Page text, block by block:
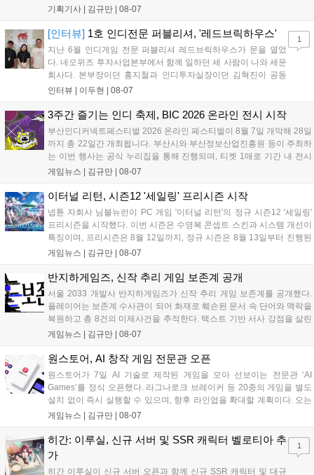
아 아카데미 수료, 아침의 나라 설화 진행 등 4단계 과정을 통해
용자는 과제를 완수하며 동(V) 투발라 장비와 검은별 무기, 카라
자드 장신구 등을 획득해 주요 콘텐츠에 진입할 수 있습니다....
기획기사 | 김규만 08-07
[인터뷰] 1호 인디전문 퍼블리셔, '레드브릭하우스'
지난 6월 인디게임 전문 퍼블리셔 레드브릭하우스가 문을 열었
다. 네오위즈 투자사업본부에서 함께 일하던 세 사람이 나와 세운
회사다. 본부장이던 홍지철과 인디투자실장이던 김혁진이 공동
대표를, 중국사업실장이던 이민정이 이사를 맡았다. 출범 한 달여
피털의 재무적 투자가 연달아 들어왔다. 서비스 중인...
인터뷰 | 이두현 08-07
1
3주간 즐기는 인디 축제, BIC 2026 온라인 전시 시작
부산인디커넥트페스티벌 2026 온라인 페스티벌이 8월 7일 개막해 28일
까지 총 22일간 개최됩니다. 부산시와 부산정보산업진흥원 등이 주최하
는 이번 행사는 공식 누리집을 통해 진행되며, 티켓 1매로 기간 내 전시
작을 제한 없이 체험할 수 있습니다. 일반 및 루키 부문 등 다양한 인디게
세계 누구나 참여 가능한 이번 행사는 역대 최대 규모로 열려 인디게임
생태계 확장에 기여할 전망입니다....
게임뉴스 | 김규만 08-07
이터널 리턴, 시즌12 '세일링' 프리시즌 시작
넵튠 자회사 님블뉴런이 PC 게임 '이터널 리턴'의 정규 시즌12 '세일링'
프리시즌을 시작했다. 이번 시즌은 수영복 콘셉트 스킨과 시스템 개선이
특징이며, 프리시즌은 8월 12일까지, 정규 시즌은 8월 13일부터 진행된
다. 실험체 관찰일지 추가와 후반부 전략 강화를 위한 다중 크로노 스피
대를 모으고 있다....
게임뉴스 | 김규만 08-07
반지하게임즈, 신작 추리 게임 보존계 공개
서울 2033 개발사 반지하게임즈가 신작 추리 게임 보존계를 공개했다.
플레이어는 보존계 수사관이 되어 화재로 훼손된 문서 속 단어와 맥락을
복원하고 총 8건의 미제사건을 추적한다. 텍스트 기반 서사 강점을 살린
이번 게임은 정보 조합과 사건 재구성이 핵심이며, 현재 스팀 상점 페이
개발에 박차를 가하고 있다....
게임뉴스 | 김규만 08-07
원스토어, AI 창작 게임 전문관 오픈
원스토어가 7일 AI 기술로 제작된 게임을 모아 선보이는 전문관 ‘AI
Games’를 정식 오픈했다. 라그나로크 브레이커 등 20종의 게임을 별도
설치 없이 즉시 실행할 수 있으며, 향후 라인업을 확대할 계획이다. 오는
11일부터는 게임 실행 시 할인 쿠폰을 지급하는 오픈 기념 이벤트도 진
있는 환경을 조성해 창작자와 이용자 모두에게 새로운 경험을 제공할 것
으로 기대된다....
게임뉴스 | 김규만 08-07
히간: 이루실, 신규 서버 및 SSR 캐릭터 벨로티아 추
가
히간 이루실이 신규 서버 오픈과 함께 신규 SSR 캐릭터 및 대규
1